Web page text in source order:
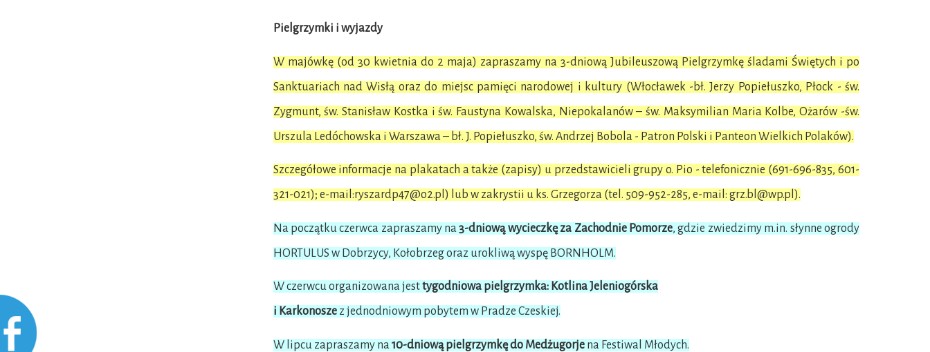
Pielgrzymki i wyjazdy
W majówkę (od 30 kwietnia do 2 maja) zapraszamy na 3-dniową Jubileuszową Pielgrzymkę śladami Świętych i po
Sanktuariach nad Wisłą oraz do miejsc pamięci narodowej i kultury (Włocławek -bł. Jerzy Popiełuszko, Płock - św.
Zygmunt, św. Stanisław Kostka i św. Faustyna Kowalska, Niepokalanów – św. Maksymilian Maria Kolbe, Ożarów -św.
Urszula Ledóchowska i Warszawa – bł. J. Popiełuszko, św. Andrzej Bobola - Patron Polski i Panteon Wielkich Polaków).
Szczegółowe informacje na plakatach a także (zapisy) u przedstawicieli grupy o. Pio - telefonicznie (691-696-835, 601-
321-021); e-mail:ryszardp47@o2.pl) lub w zakrystii u ks. Grzegorza (tel. 509-952-285, e-mail: grz.bl@wp.pl).
Na początku czerwca zapraszamy na3-dniową wycieczkę za Zachodnie Pomorze, gdzie zwiedzimy m.in. słynne ogrody
HORTULUS w Dobrzycy, Kołobrzeg oraz urokliwą wyspę BORNHOLM.
W czerwcu organizowana jesttygodniowa pielgrzymka: Kotlina Jeleniogórska
i Karkonoszez jednodniowym pobytem w Pradze Czeskiej.
W lipcu zapraszamy na 10-dniową pielgrzymkę do Medżugorjena Festiwal Młodych.